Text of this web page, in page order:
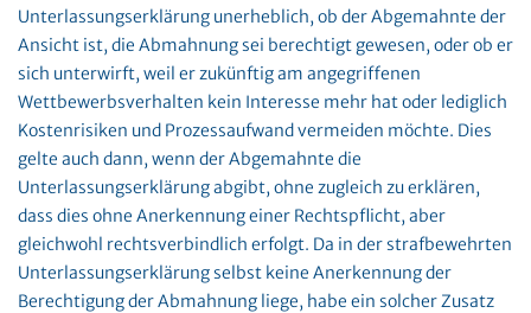
Unterlassungserklärung unerheblich, ob der Abgemahnte der
Ansicht ist, die Abmahnung sei berechtigt gewesen, oder ob er
sich unterwirft, weil er zukünftig am angegriffenen
Wettbewerbsverhalten kein Interesse mehr hat oder lediglich
Kostenrisiken und Prozessaufwand vermeiden möchte. Dies
gelte auch dann, wenn der Abgemahnte die
Unterlassungserklärung abgibt, ohne zugleich zu erklären,
dass dies ohne Anerkennung einer Rechtspflicht, aber
gleichwohl rechtsverbindlich erfolgt. Da in der strafbewehrten
Unterlassungserklärung selbst keine Anerkennung der
Berechtigung der Abmahnung liege, habe ein solcher Zusatz